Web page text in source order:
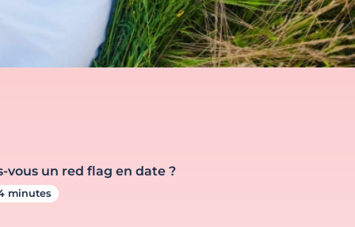
vous un red flag en date ?
minutes